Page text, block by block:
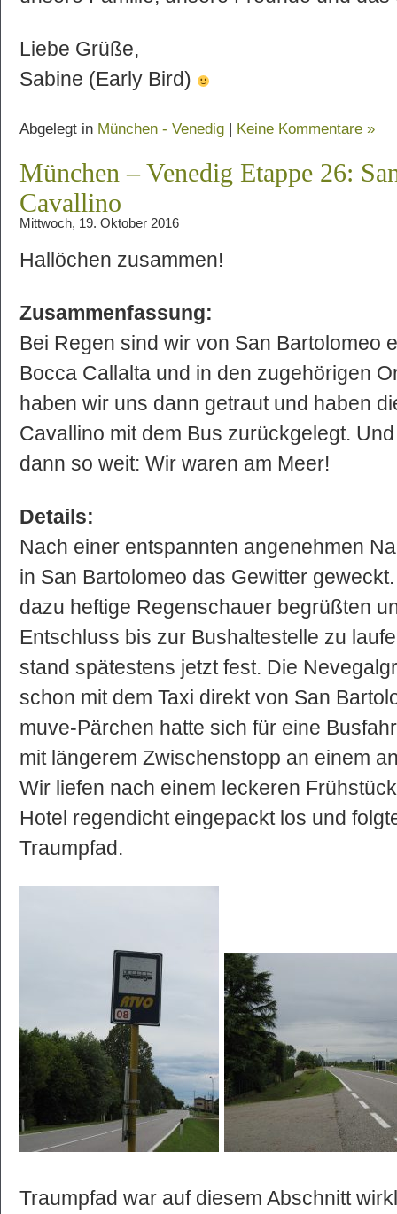
Liebe Grüße,
Sabine (Early Bird)
Abgelegt in München - Venedig | Keine Kommentare »
München – Venedig Etappe 26:
Cavallino
Mittwoch, 19. Oktober 2016
Hallöchen zusammen!
Zusammenfassung:
Bei Regen sind wir von San Bartolomeo
Bocca Callalta und in den zugehörigen
haben wir uns dann getraut und haben
Cavallino mit dem Bus zurückgelegt.
dann so weit: Wir waren am Meer!
Details:
Nach einer entspannten angenehmen
in San Bartolomeo das Gewitter
dazu heftige Regenschauer begrüßten
Entschluss bis zur Bushaltestelle zu
stand spätestens jetzt fest. Die
schon mit dem Taxi direkt von San
muve-Pärchen hatte sich für eine
mit längerem Zwischenstopp an einem
Wir liefen nach einem leckeren
Hotel regendicht eingepackt los und
Traumpfad.
Traumpfad war auf diesem Abschnitt